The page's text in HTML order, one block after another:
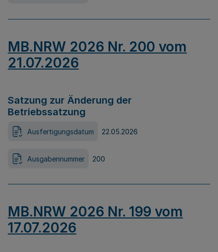
MB.NRW 2026 Nr. 200 vom
21.07.2026
Satzung zur Änderung der
Betriebssatzung
Ausfertigungsdatum 22.05.2026
Ausgabennummer 200
MB.NRW 2026 Nr. 199 vom
17.07.2026